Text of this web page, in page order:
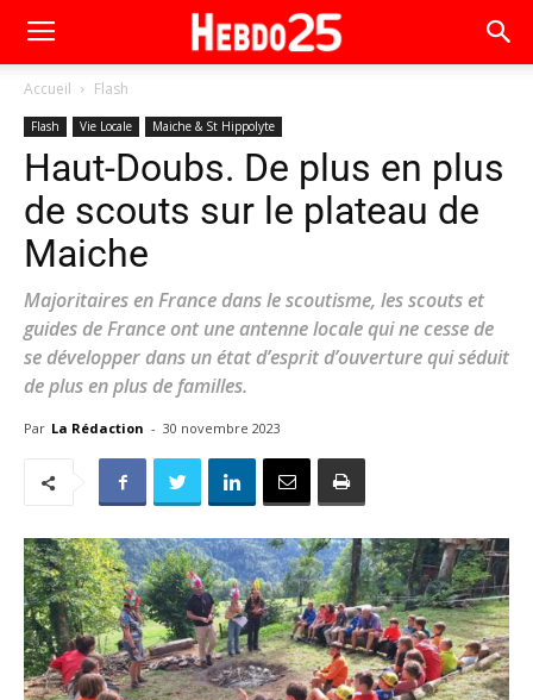
Accueil Flash
Flash Vie Locale Maiche & St Hippolyte
Haut-Doubs. De plus en plus
de scouts sur le plateau de
Maiche
Majoritaires en France dans le scoutisme, les scouts et
guides de France ont une antenne locale qui ne cesse de
se développer dans un état d’esprit d’ouverture qui séduit
de plus en plus de familles.
Par La Rédaction - 30 novembre 2023